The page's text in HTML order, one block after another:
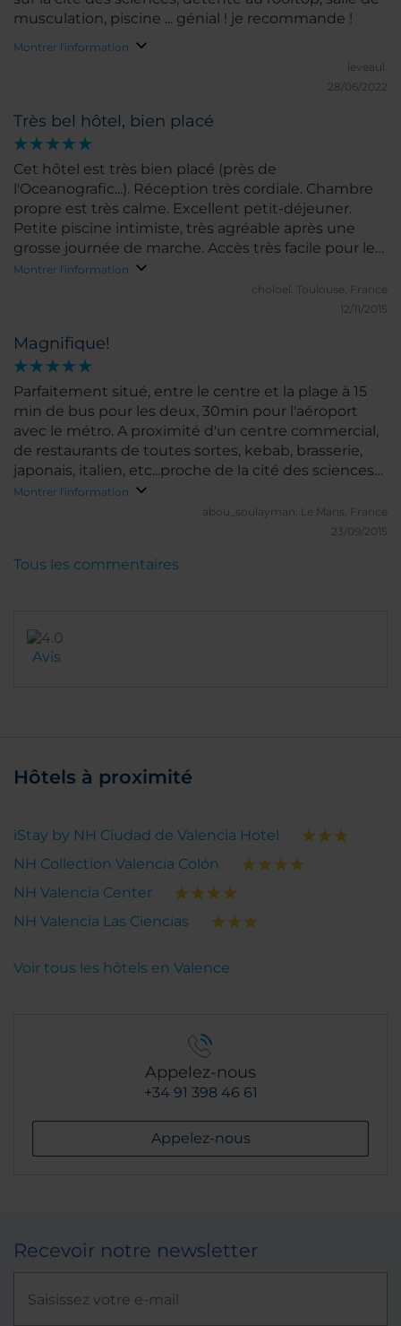
musculation, piscine ... génial ! je recommande !
Montrer l'information
leveaul.
28/06/2022
Très bel hôtel, bien placé
Cet hôtel est très bien placé (près de
l'Oceanografic...). Réception très cordiale. Chambre
propre est très calme. Excellent petit-déjeuner.
Petite piscine intimiste, très agréable après une
grosse journée de marche. Accès très facile pour le
centre ville avec arrêt bus devant l'hôtel: ligne n°35.
Seul bémol, le coût du parking: 22 euros/nuit!
Montrer l'information
choloel. Toulouse, France
12/11/2015
Magnifique!
Parfaitement situé, entre le centre et la plage à 15
min de bus pour les deux, 30min pour l'aéroport
avec le métro. A proximité d'un centre commercial,
de restaurants de toutes sortes, kebab, brasserie,
japonais, italien, etc...proche de la cité des sciences
avec son génial aquarium et l'hémisphèreric. Pour
l'hôtel en lui même lit très confortable, salle d'eau
avec douche et bidet, service impeccable, certains
sport appréciable et très accessible, pas de monde.
Montrer l'information
abou_soulayman. Le Mans, France
23/09/2015
Avis
Tous les commentaires
Hôtels à proximité
iStay by NH Ciudad de Valencia Hotel
NH Collection Valencia Colón
NH Valencia Center
NH Valencia Las Ciencias
Voir tous les hôtels en Valence
Appelez-nous
+34 91 398 46 61
Appelez-nous
Recevoir notre newsletter